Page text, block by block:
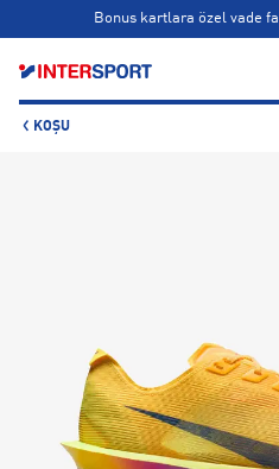
Bonus kartlara özel vade
KOŞU